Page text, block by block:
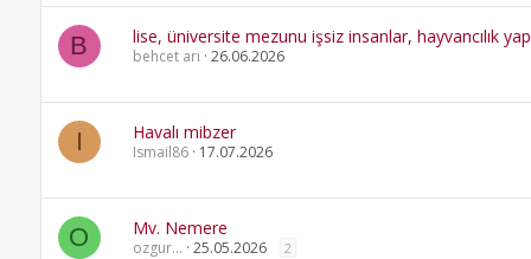
B lise, üniversite mezunu işsiz insanlar, hayvancılık
behcet arı 26.06.2026
I Havalı mibzer
Ismail86 17.07.2026
O Mv. Nemere
ozgur... 25.05.2026 2